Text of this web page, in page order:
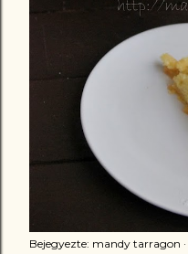
Bejegyezte: mandy tarragon